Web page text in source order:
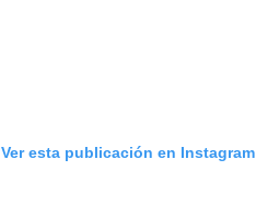
Ver esta publicación en Instagram